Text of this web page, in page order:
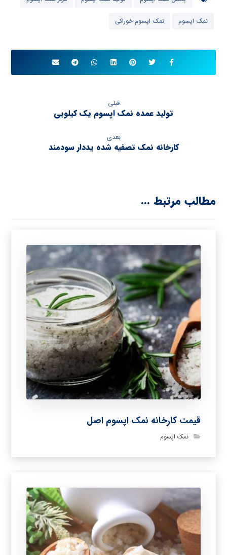
نمک اپسوم نمک اپسوم خوراکی
قبلی
تولید عمده نمک اپسوم یک کیلویی
بعدی
کارخانه نمک تصفیه شده یددار سودمند
مطالب مرتبط ...
قیمت کارخانه نمک اپسوم اصل
نمک اپسوم